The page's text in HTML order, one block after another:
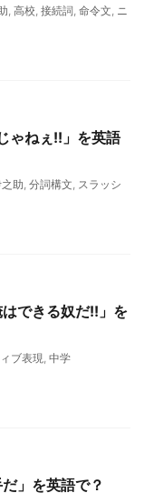
, 高校, 接続詞, 命令文, ニ
ゃねぇ!!」を英語
助, 分詞構文, スラッシ
できる奴だ!!」を
ブ表現, 中学
」を英語で？